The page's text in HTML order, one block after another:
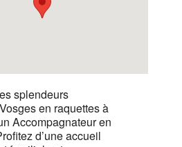
splendeurs
en raquettes à
Accompagnateur en
d’une accueil